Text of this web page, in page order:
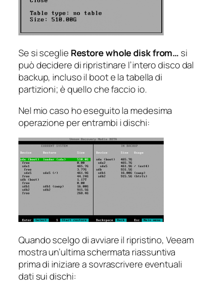
Se si sceglie Restore whole disk from… si
può decidere di ripristinare l’intero disco dal
backup, incluso il boot e la tabella di
partizioni; è quello che faccio io.
Nel mio caso ho eseguito la medesima
operazione per entrambi i dischi:
Quando scelgo di avviare il ripristino, Veeam
mostra un’ultima schermata riassuntiva
prima di iniziare a sovrascrivere eventuali
dati sui dischi: